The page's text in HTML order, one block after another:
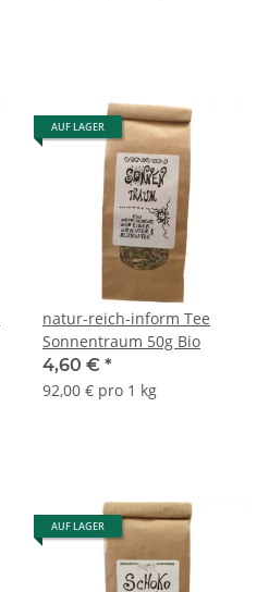
AUF LAGER
natur-reich-inform Tee
Sonnentraum 50g Bio
4,60 € *
92,00 € pro 1 kg
AUF LAGER